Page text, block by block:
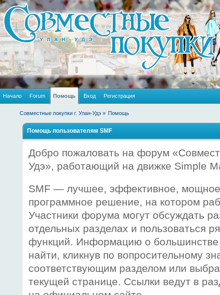
Начало Forum Помощь Вход Регистрация
Совместные покупки г. Улан-Удэ » Помощь
Помощь пользователям SMF
Добро пожаловать на форум
Удэ», работающий на движке Simple
SMF — лучшее, эффективное,
программное решение, на котором
Участники форума могут обсуждать
отдельных разделах и пользоваться
функций. Информацию о
найти, кликнув по вопросительному
соответствующим разделом или
текущей странице. Ссылки ведут в